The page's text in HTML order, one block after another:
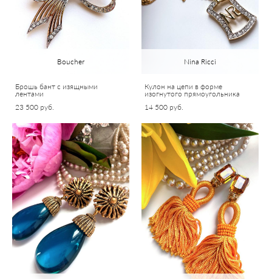
Boucher
Брошь бант с изящными
лентами
23 500 pуб.
Nina Ricci
Кулон на цепи в форме
изогнутого прямоугольника
14 500 pуб.